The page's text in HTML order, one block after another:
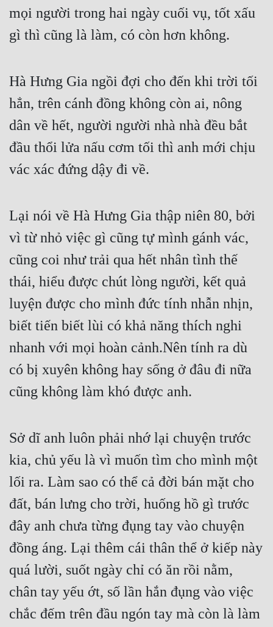
mọi người trong hai ngày cuối vụ, tốt xấu
gì thì cũng là làm, có còn hơn không.
Hà Hưng Gia ngồi đợi cho đến khi trời tối
hẳn, trên cánh đồng không còn ai, nông
dân về hết, người người nhà nhà đều bắt
đầu thổi lửa nấu cơm tối thì anh mới chịu
vác xác đứng dậy đi về.
Lại nói về Hà Hưng Gia thập niên 80, bởi
vì từ nhỏ việc gì cũng tự mình gánh vác,
cũng coi như trải qua hết nhân tình thế
thái, hiểu được chút lòng người, kết quả
luyện được cho mình đức tính nhẫn nhịn,
biết tiến biết lùi có khả năng thích nghi
nhanh với mọi hoàn cảnh.Nên tính ra dù
có bị xuyên không hay sống ở đâu đi nữa
cũng không làm khó được anh.
Sở dĩ anh luôn phải nhớ lại chuyện trước
kia, chủ yếu là vì muốn tìm cho mình một
lối ra. Làm sao có thể cả đời bán mặt cho
đất, bán lưng cho trời, huống hồ gì trước
đây anh chưa từng đụng tay vào chuyện
đồng áng. Lại thêm cái thân thể ở kiếp này
quá lười, suốt ngày chỉ có ăn rồi nằm,
chân tay yếu ớt, số lần hắn đụng vào việc
chắc đếm trên đầu ngón tay mà còn là làm